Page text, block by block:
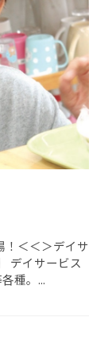
！＜＜＞デイサ
デイサービス
種。...